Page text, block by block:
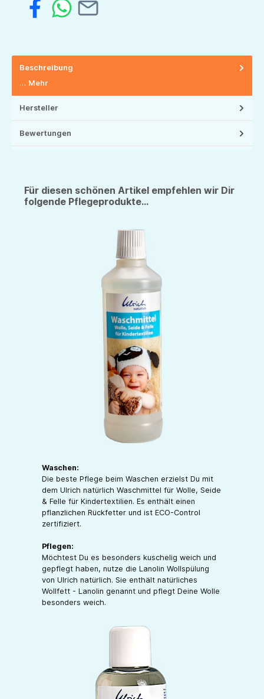
Beschreibung
… Mehr
Hersteller
Bewertungen
Für diesen schönen Artikel empfehlen wir Dir
folgende Pflegeprodukte...
Waschen:
Die beste Pflege beim Waschen erzielst Du mit
dem Ulrich natürlich Waschmittel für Wolle, Seide
& Felle für Kindertextilien. Es enthält einen
pflanzlichen Rückfetter und ist ECO-Control
zertifiziert.
Pflegen:
Möchtest Du es besonders kuschelig weich und
gepflegt haben, nutze die Lanolin Wollspülung
von Ulrich natürlich. Sie enthält natürliches
Wollfett - Lanolin genannt und pflegt Deine Wolle
besonders weich.